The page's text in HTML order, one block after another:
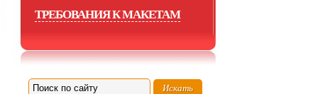
ТРЕБОВАНИЯ К МАКЕТАМ